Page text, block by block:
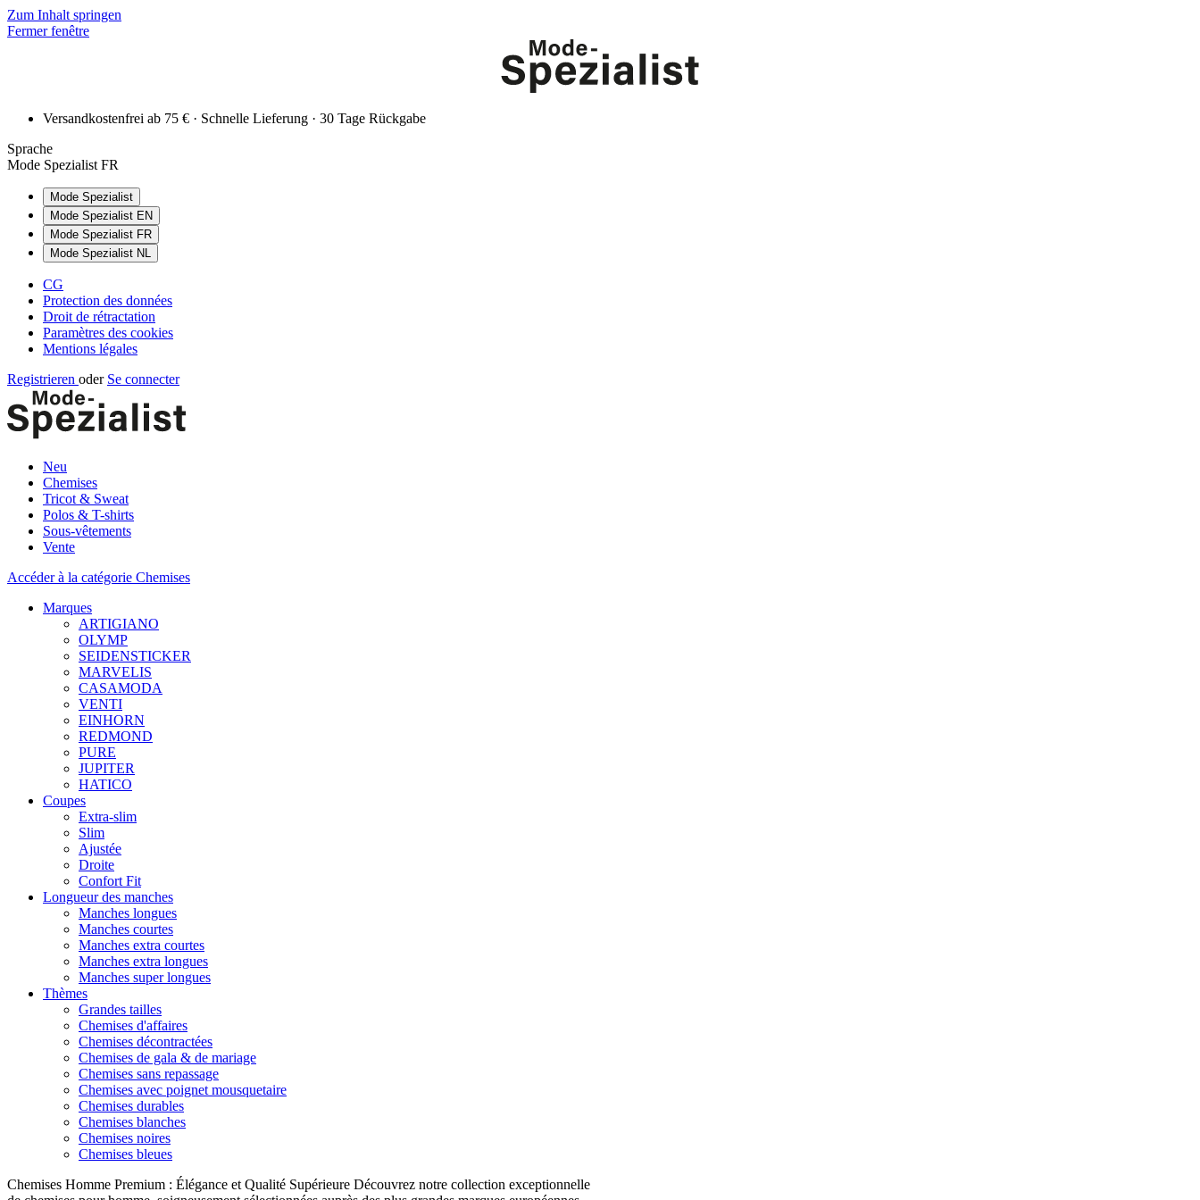
Zum Inhalt springen
Fermer fenêtre
Versandkostenfrei ab 75 € · Schnelle Lieferung · 30 Tage Rückgabe
Sprache
Mode Spezialist FR
Mode Spezialist
Mode Spezialist EN
Mode Spezialist FR
Mode Spezialist NL
CG
Protection des données
Droit de rétractation
Paramètres des cookies
Mentions légales
Registrieren oder Se connecter
Neu
Chemises
Tricot & Sweat
Polos & T-shirts
Sous-vêtements
Vente
Accéder à la catégorie Chemises
Marques
ARTIGIANO
OLYMP
SEIDENSTICKER
MARVELIS
CASAMODA
VENTI
EINHORN
REDMOND
PURE
JUPITER
HATICO
Coupes
Extra-slim
Slim
Ajustée
Droite
Confort Fit
Longueur des manches
Manches longues
Manches courtes
Manches extra courtes
Manches extra longues
Manches super longues
Thèmes
Grandes tailles
Chemises d'affaires
Chemises décontractées
Chemises de gala & de mariage
Chemises sans repassage
Chemises avec poignet mousquetaire
Chemises durables
Chemises blanches
Chemises noires
Chemises bleues
Chemises Homme Premium : Élégance et Qualité Supérieure Découvrez notre collection exceptionnelle